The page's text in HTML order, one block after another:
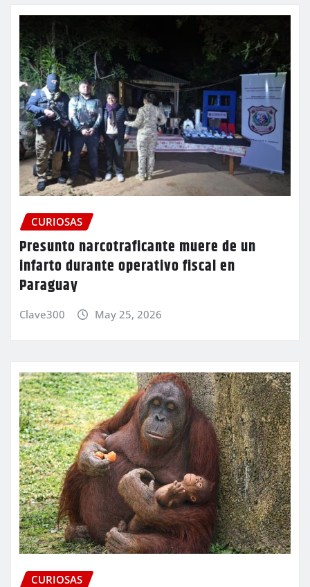
CURIOSAS
Presunto narcotraficante muere de un
infarto durante operativo fiscal en
Paraguay
Clave300 May 25, 2026
CURIOSAS